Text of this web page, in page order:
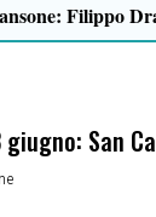
San